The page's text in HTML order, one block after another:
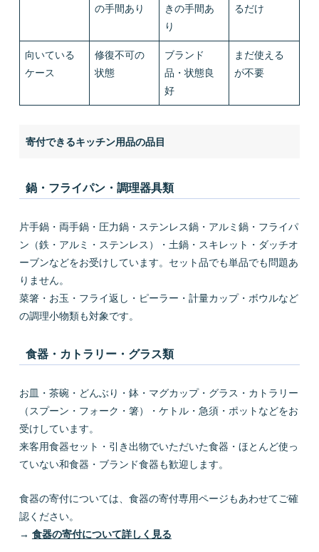
の手間あり
きの手間あ
り
るだけ
向いている
ケース
修復不可の
状態
ブランド
品・状態良
好
まだ使える
が不要
寄付できるキッチン用品の品目
鍋・フライパン・調理器具類
片手鍋・両手鍋・圧力鍋・ステンレス鍋・アルミ鍋・フライパ
ン（鉄・アルミ・ステンレス）・土鍋・スキレット・ダッチオ
ーブンなどをお受けしています。セット品でも単品でも問題あ
りません。
菜箸・お玉・フライ返し・ピーラー・計量カップ・ボウルなど
の調理小物類も対象です。
食器・カトラリー・グラス類
お皿・茶碗・どんぶり・鉢・マグカップ・グラス・カトラリー
（スプーン・フォーク・箸）・ケトル・急須・ポットなどをお
受けしています。
来客用食器セット・引き出物でいただいた食器・ほとんど使っ
ていない和食器・ブランド食器も歓迎します。
食器の寄付については、食器の寄付専用ページもあわせてご確
認ください。
→ 食器の寄付について詳しく見る